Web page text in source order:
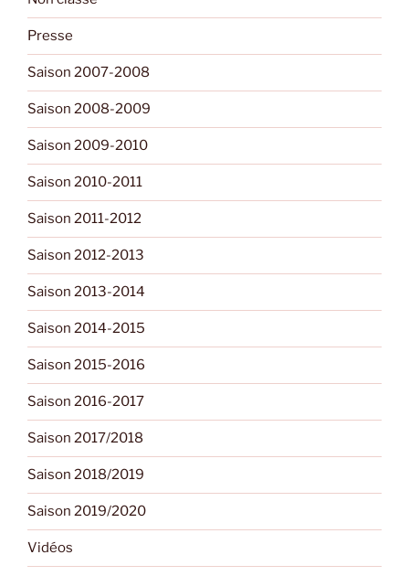
Presse
Saison 2007-2008
Saison 2008-2009
Saison 2009-2010
Saison 2010-2011
Saison 2011-2012
Saison 2012-2013
Saison 2013-2014
Saison 2014-2015
Saison 2015-2016
Saison 2016-2017
Saison 2017/2018
Saison 2018/2019
Saison 2019/2020
Vidéos